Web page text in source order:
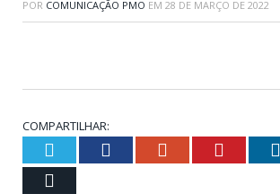
POR COMUNICAÇÃO PMO EM 28 DE MARÇO DE 2022
COMPARTILHAR:
Twitter Facebook Google+ Pinterest